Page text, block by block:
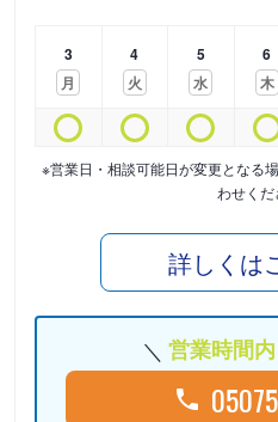
3
月
4
火
5
水
6
木
※営業日・相談可能日が変更となる
わせくだ
詳しくは
営業時間内